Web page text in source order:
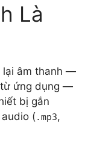
Là
lại âm thanh —
từ ứng dụng —
bị gắn
(.mp3,